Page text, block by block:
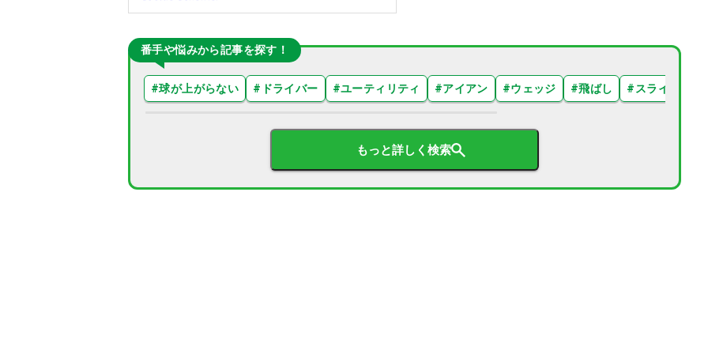
番手や悩みから記事を探す！
#球が上がらない # ドライバー #ユーティリティ #アイアン #ウェッジ #飛ばし #スライス
もっと詳しく検索